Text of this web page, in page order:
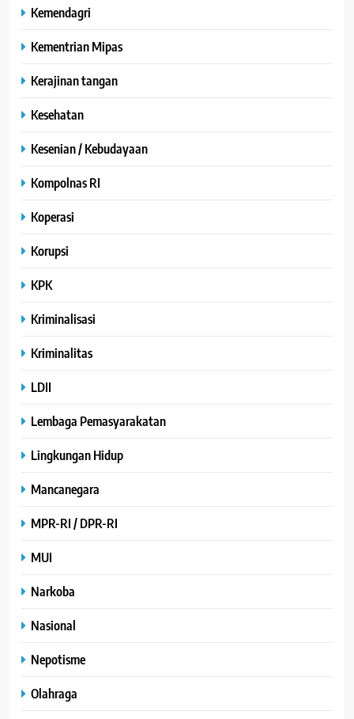
Kemendagri
Kementrian Mipas
Kerajinan tangan
Kesehatan
Kesenian / Kebudayaan
Kompolnas RI
Koperasi
Korupsi
KPK
Kriminalisasi
Kriminalitas
LDII
Lembaga Pemasyarakatan
Lingkungan Hidup
Mancanegara
MPR-RI / DPR-RI
MUI
Narkoba
Nasional
Nepotisme
Olahraga